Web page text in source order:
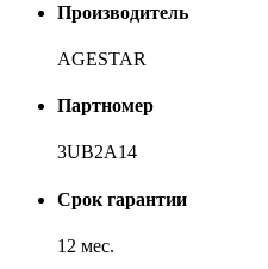
Производитель
AGESTAR
Партномер
3UB2A14
Срок гарантии
12 мес.